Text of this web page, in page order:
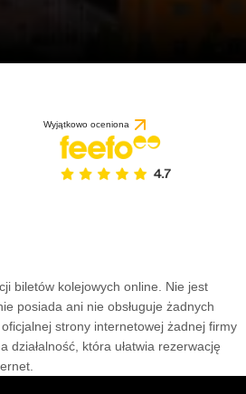
Wyjątkowo oceniona
biletów kolejowych online. Nie jest
posiada ani nie obsługuje żadnych
strony internetowej żadnej firmy
działalność, która ułatwia rezerwację
na podstawie 1